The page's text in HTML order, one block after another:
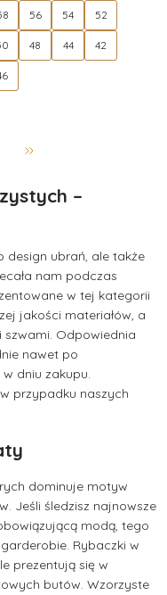
56 54 52
48 44 42
–
design ubrań, ale także
nam podczas
w tej kategorii
jakości materiałów, a
Odpowiednia
nawet po
dniu zakupu.
przypadku naszych
dominuje motyw
Jeśli śledzisz najnowsze
modą, tego
Rybaczki w
prezentują się w
butów. Wzorzyste